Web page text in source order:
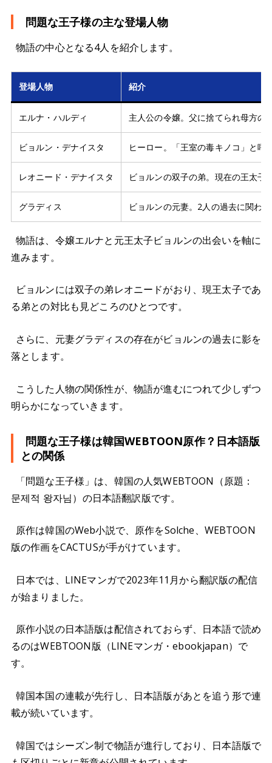
問題な王子様の主な登場人物
物語の中心となる4人を紹介します。
登場人物 紹介
エルナ・ハルディ 主人公の令嬢。父に捨てられ母方の
ビョルン・デナイスタ ヒーロー。「王室の毒キノコ」と
レオニード・デナイスタ ビョルンの双子の弟。現在の王太子
グラディス ビョルンの元妻。2人の過去に関わ
物語は、令嬢エルナと元王太子ビョルンの出会いを軸に
進みます。
ビョルンには双子の弟レオニードがおり、現王太子であ
る弟との対比も見どころのひとつです。
さらに、元妻グラディスの存在がビョルンの過去に影を
落とします。
こうした人物の関係性が、物語が進むにつれて少しずつ
明らかになっていきます。
問題な王子様は韓国WEBTOON原作？日本語版
との関係
「問題な王子様」は、韓国の人気WEBTOON（原題：
문제적 왕자님）の日本語翻訳版です。
原作は韓国のWeb小説で、原作をSolche、WEBTOON
版の作画をCACTUSが手がけています。
日本では、LINEマンガで2023年11月から翻訳版の配信
が始まりました。
原作小説の日本語版は配信されておらず、日本語で読め
るのはWEBTOON版（LINEマンガ・ebookjapan）で
す。
韓国本国の連載が先行し、日本語版があとを追う形で連
載が続いています。
韓国ではシーズン制で物語が進行しており、日本語版で